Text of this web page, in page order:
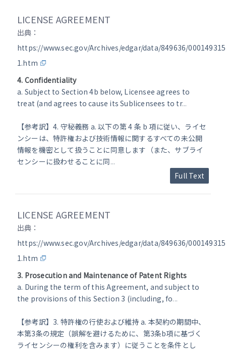
LICENSE AGREEMENT
出典：
https://www.sec.gov/Archives/edgar/data/849636/
1.htm
4. Confidentiality
a. Subject to Section 4b below, Licensee agrees to
treat (and agrees to cause its Sublicensees to tr...
【参考訳】4. 守秘義務 a. 以下の第 4 条 b 項に従い、ライセ
ンシーは、特許権および技術情報に関するすべての未公開
情報を機密として扱うことに同意します（また、サブライ
センシーに扱わせることに同...
Full Text
LICENSE AGREEMENT
出典：
https://www.sec.gov/Archives/edgar/data/849636/
1.htm
3. Prosecution and Maintenance of Patent Rights
a. During the term of this Agreement, and subject to
the provisions of this Section 3 (including, fo...
【参考訳】3. 特許権の行使および維持 a. 本契約の期間中、
本第3条の規定（誤解を避けるために、第3条b項に基づく
ライセンシーの権利を含みます）に従うことを条件とし